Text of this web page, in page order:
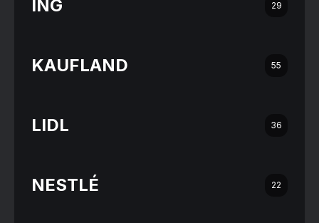
ING 29
KAUFLAND 55
LIDL 36
NESTLÉ 22